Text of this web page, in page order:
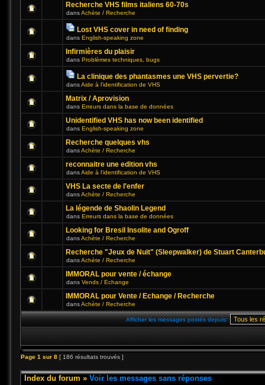
Recherche VHS films italiens 60-70s
dansAchète / Recherche
Lost VHS cover in need of finding
dans English-speaking zone
Infirmières du plaisir
dans Problèmes techniques, bugs
La clinique des phantasmes une VHS pervertie?
dansAide à l'identification de VHS
Matrix / Aprovision
dans Erreurs dans la base de données
Unidentified VHS has now been identified
dans English-speaking zone
Recherche quelques vhs
dansAchète / Recherche
reconnaitre une edition vhs
dansAide à l'identification de VHS
VHS La secte de l'enfer
dansAchète / Recherche
La légende de Shaolin Legend
dans Erreurs dans la base de données
Looking for Bresil Insolite and Ogroff
dansAchète / Recherche
Recherche "Jeux de Nuit" (Sleepwalker) de Stuart
dansAchète / Recherche
IMMORAL pour vente / échange
dans Vends / Echange
IMMORAL pour Vente / Echange / Recherche
dansAchète / Recherche
Afficher les messages postés depuis:
Page 1 sur 8 [ 186 résultats trouvés ]
Index du forum » Voir les messages sans réponses